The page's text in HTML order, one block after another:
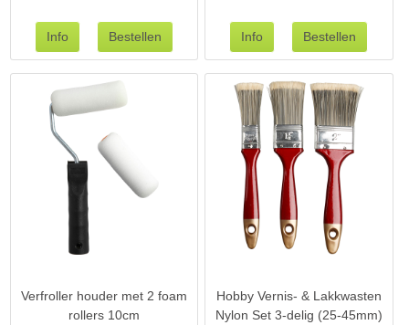
Verfroller houder met 2 foam
rollers 10cm
Hobby Vernis- & Lakkwasten
Nylon Set 3-delig (25-45mm)